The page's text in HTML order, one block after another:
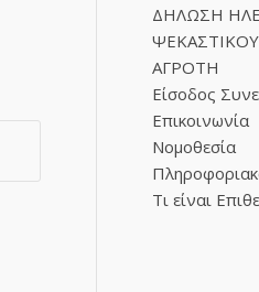
ΔΗΛΩΣΗ
ΑΓΡΟΤΗ
Είσοδος
Επικοινωνία
Νομοθεσία
Τι είναι